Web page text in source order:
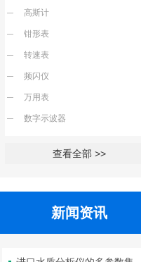
高斯计
钳形表
转速表
频闪仪
万用表
数字示波器
查看全部 >>
新闻资讯